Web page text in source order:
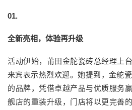
01.
全新亮相，体验再升级
活动伊始，莆田金舵瓷砖总经理上
来宾表示热烈欢迎。她提到，金舵
的品牌，凭借卓越产品与优质服务
舰店的重装升级，门店将以更完善